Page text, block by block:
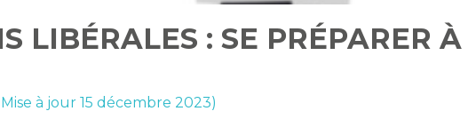
LIBÉRALES : SE PRÉPARER À
Mise à jour 15 décembre 2023)